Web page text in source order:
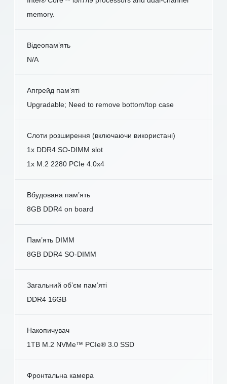
memory.
Відеопам’ять
N/A
Апгрейд пам’яті
Upgradable; Need to remove bottom/top case
Слоти розширення (включаючи використані)
1x DDR4 SO-DIMM slot
1x M.2 2280 PCIe 4.0x4
Вбудована пам’ять
8GB DDR4 on board
Пам’ять DIMM
8GB DDR4 SO-DIMM
Загальний об’єм пам’яті
DDR4 16GB
Накопичувач
1TB M.2 NVMe™ PCIe® 3.0 SSD
Фронтальна камера